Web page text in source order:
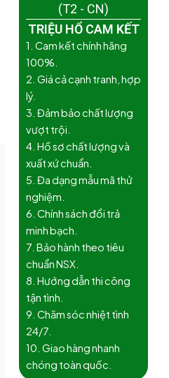
(T2 - CN)
TRIỆU HỔ CAM KẾT
1. Cam kết chính hãng
100%.
2. Giá cả cạnh tranh, hợp
lý.
3. Đảm bảo chất lượng
vượt trội.
4. Hồ sơ chất lượng và
xuất xứ chuẩn.
5. Đa dạng mẫu mã thử
nghiệm.
6. Chính sách đổi trả
minh bạch.
7. Bảo hành theo tiêu
chuẩn NSX.
8. Hướng dẫn thi công
tận tình.
9. Chăm sóc nhiệt tình
24/7.
10. Giao hàng nhanh
chóng toàn quốc.